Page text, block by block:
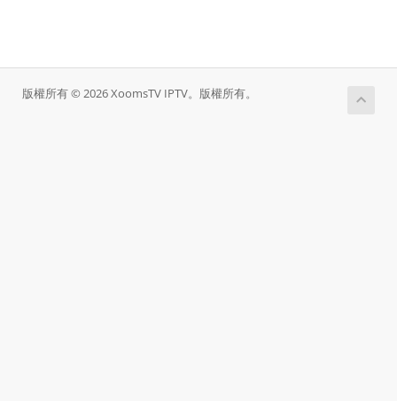
版權所有 © 2026 XoomsTV IPTV。版權所有。